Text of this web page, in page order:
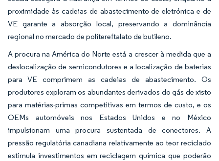
proximidade às cadeias de abastecimento de eletrónica e de
VE garante a absorção local, preservando a dominância
regional no mercado de politereftalato de butileno.
A procura na América do Norte está a crescer à medida que a
deslocalização de semicondutores e a localização de baterias
para VE comprimem as cadeias de abastecimento. Os
produtores exploram os abundantes derivados do gás de xisto
para matérias-primas competitivas em termos de custo, e os
OEMs automóveis nos Estados Unidos e no México
impulsionam uma procura sustentada de conectores. A
pressão regulatória canadiana relativamente ao teor reciclado
estimula investimentos em reciclagem química que poderão